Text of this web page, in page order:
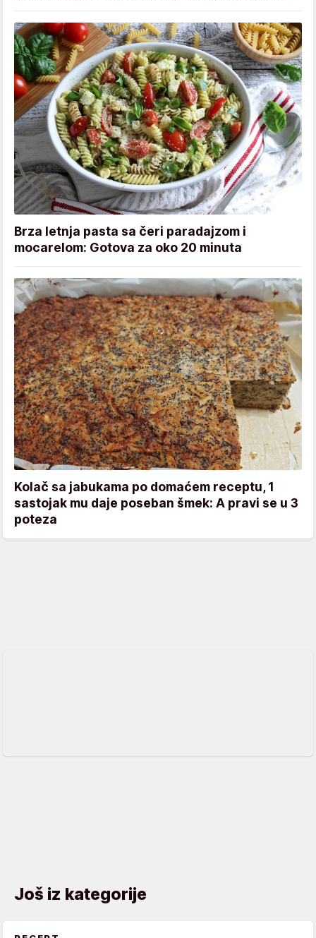
Brza letnja pasta sa čeri paradajzom i
mocarelom: Gotova za oko 20 minuta
Kolač sa jabukama po domaćem receptu, 1
sastojak mu daje poseban šmek: A pravi se u 3
poteza
Još iz kategorije